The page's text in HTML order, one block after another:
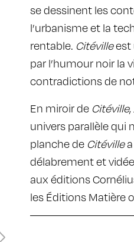
se dessinent les
l’urbanisme et la
rentable. Citévilleest
par l’humour noir la
contradictions de
En miroir de Citéville
univers parallèle qui
planche de Citévillea
délabrement et
aux éditions
les Éditions Matière